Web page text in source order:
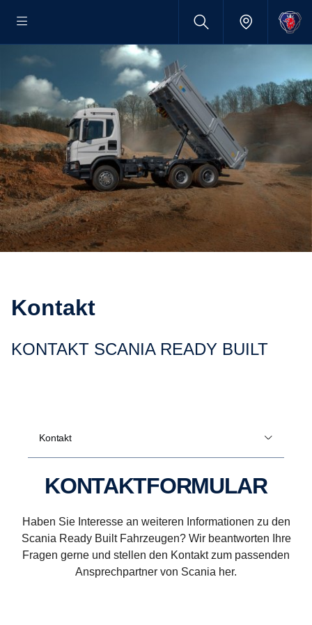
Kontakt
KONTAKT SCANIA READY BUILT
Kontakt
KONTAKTFORMULAR
Haben Sie Interesse an weiteren Informationen zu den
Scania Ready Built Fahrzeugen? Wir beantworten Ihre
Fragen gerne und stellen den Kontakt zum passenden
Ansprechpartner von Scania her.